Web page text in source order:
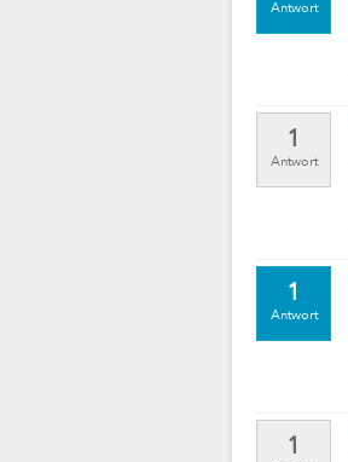
Antwort
1
Antwort
1
Antwort
1